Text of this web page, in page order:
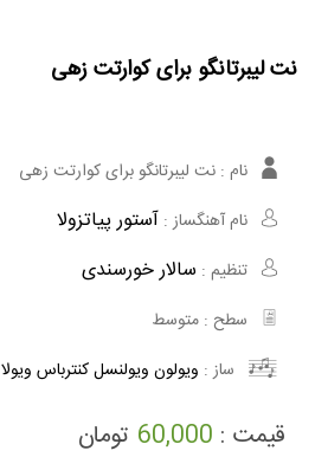
نت لیبرتانگو برای کوارتت زهی
نام : نت لیبرتانگو برای کوارتت زهی
نام آهنگساز : آستور پیاتزولا
تنظیم : سالار خورسندی
سطح : متوسط
ساز : ویولون ویولنسلکنترباس ویولا
قیمت : 60,000 تومان